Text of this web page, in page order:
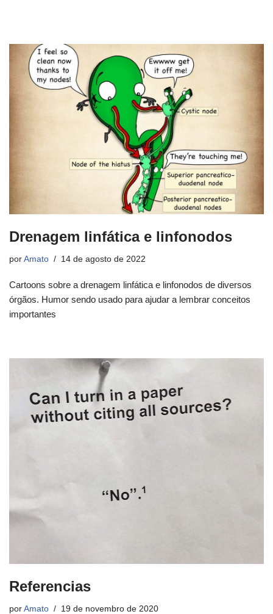
Drenagem linfática e linfonodos
por Amato 14 de agosto de 2022
Cartoons sobre a drenagem linfática e linfonodos de diversos
órgãos. Humor sendo usado para ajudar a lembrar conceitos
importantes
Referencias
por Amato 19 de novembro de 2020